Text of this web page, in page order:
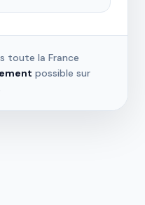
toute la France
possible sur